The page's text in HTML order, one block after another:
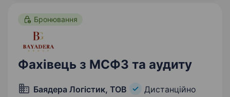
Бронювання
Фахівець з МСФЗ та аудиту
Баядера Логістик, ТОВ Дистанційно